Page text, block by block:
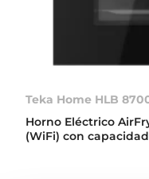
Teka Home HLB
Horno Eléctrico
(WiFi) con